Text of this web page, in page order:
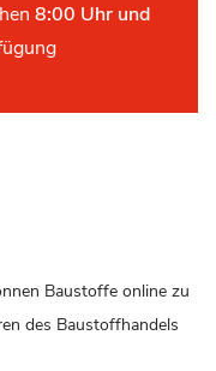
8:00 Uhr und
Baustoffe online zu
des Baustoffhandels